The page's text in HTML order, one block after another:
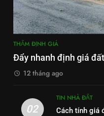
THẨM ĐỊNH GIÁ
Đẩy nhanh định giá
12 tháng ago
02
TIN NHÀ ĐẤT
Cách tính giá